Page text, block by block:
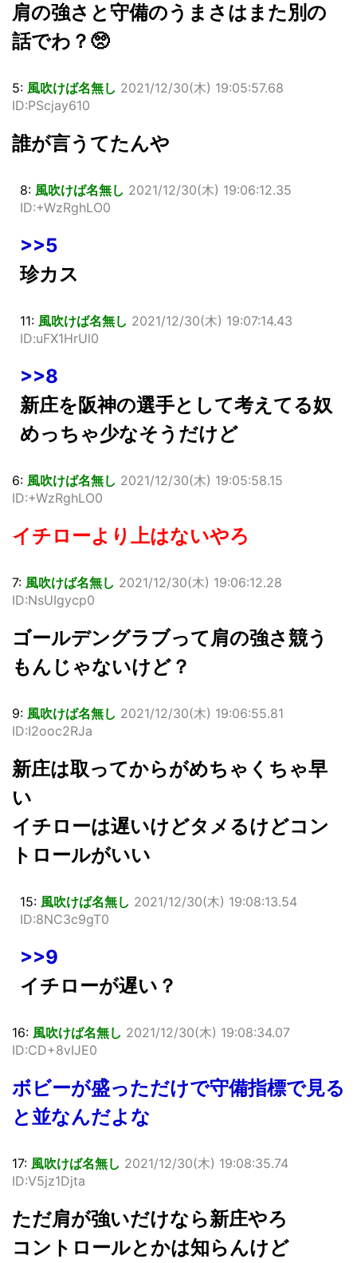
肩の強さと守備のうまさはまた別の
話でわ？🥺
5: 風吹けば名無し 2021/12/30(木) 19:05:57.68
ID:PScjay610
誰が言うてたんや
8: 風吹けば名無し 2021/12/30(木) 19:06:12.35
ID:+WzRghLO0
>>5
珍カス
11: 風吹けば名無し 2021/12/30(木) 19:07:14.43
ID:uFX1HrUl0
>>8
新庄を阪神の選手として考えてる奴
めっちゃ少なそうだけど
6: 風吹けば名無し 2021/12/30(木) 19:05:58.15
ID:+WzRghLO0
イチローより上はないやろ
7: 風吹けば名無し 2021/12/30(木) 19:06:12.28
ID:NsUIgycp0
ゴールデングラブって肩の強さ競う
もんじゃないけど？
9: 風吹けば名無し 2021/12/30(木) 19:06:55.81
ID:I2ooc2RJa
新庄は取ってからがめちゃくちゃ早
い
イチローは遅いけどタメるけどコン
トロールがいい
15: 風吹けば名無し 2021/12/30(木) 19:08:13.54
ID:8NC3c9gT0
>>9
イチローが遅い？
16: 風吹けば名無し 2021/12/30(木) 19:08:34.07
ID:CD+8vIJE0
ボビーが盛っただけで守備指標で見る
と並なんだよな
17: 風吹けば名無し 2021/12/30(木) 19:08:35.74
ID:V5jz1Djta
ただ肩が強いだけなら新庄やろ
コントロールとかは知らんけど